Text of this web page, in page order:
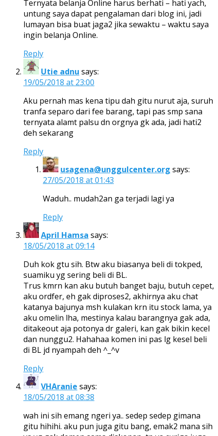
Ternyata belanja Online harus berhati – hati yach,
untung saya dapat pengalaman dari blog ini, jadi
lumayan bisa buat jaga2 jika sewaktu – waktu saya
ingin belanja Online.
Reply
Utie adnu says:
19/05/2018 at 23:00
Aku pernah mas kena tipu dah gitu nurut aja, suruh
tranfa separo dari fee barang, tapi pas smp sana
ternyata alamt palsu dn orgnya gk ada, jadi hati2
deh sekarang
Reply
usagena@unggulcenter.org says:
27/05/2018 at 01:43
Waduh.. mudah2an ga terjadi lagi ya
Reply
April Hamsa says:
18/05/2018 at 09:14
Duh kok gtu sih. Btw aku biasanya beli di tokped,
suamiku yg sering beli di BL.
Trus kmrn kan aku butuh banget baju, butuh cepet,
aku ordfer, eh gak diproses2, akhirnya aku chat
katanya bajunya msh kulakan krn itu stock lama, ya
aku omelin lha, mestinya kalau barangnya gak ada,
ditakeout aja potonya dr galeri, kan gak bikin kecel
dan nunggu2. Hahahaa komen ini pas lg kesel beli
di BL jd nyampah deh ^_^v
Reply
VHAranie says:
18/05/2018 at 08:38
wah ini sih emang ngeri ya.. sedep sedep gimana
gitu hihihi. aku pun juga gitu bang, emak2 mana sih